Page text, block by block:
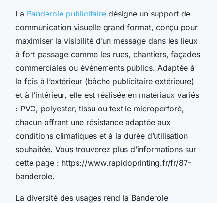
La Banderole publicitaire désigne un support de
communication visuelle grand format, conçu pour
maximiser la visibilité d’un message dans les lieux
à fort passage comme les rues, chantiers, façades
commerciales ou événements publics. Adaptée à
la fois à l’extérieur (bâche publicitaire extérieure)
et à l’intérieur, elle est réalisée en matériaux variés
: PVC, polyester, tissu ou textile microperforé,
chacun offrant une résistance adaptée aux
conditions climatiques et à la durée d’utilisation
souhaitée. Vous trouverez plus d’informations sur
cette page : https://www.rapidoprinting.fr/fr/87-
banderole.
La diversité des usages rend la Banderole